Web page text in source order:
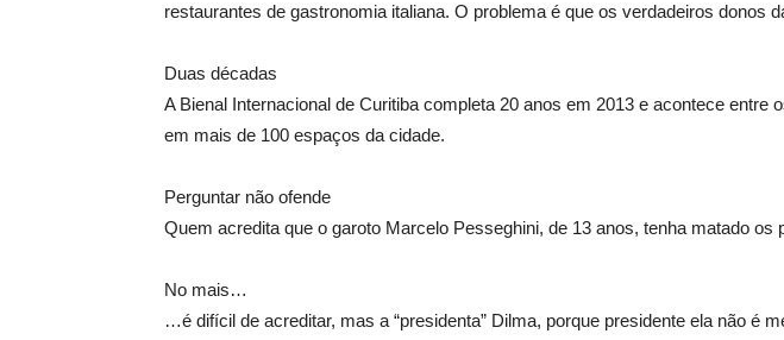
restaurantes de gastronomia italiana. O problema é que os verdadeiros donos
Duas décadas
A Bienal Internacional de Curitiba completa 20 anos em 2013 e acontece
em mais de 100 espaços da cidade.
Perguntar não ofende
Quem acredita que o garoto Marcelo Pesseghini, de 13 anos, tenha matado
No mais…
…é difícil de acreditar, mas a “presidenta” Dilma, porque presidente ela não é